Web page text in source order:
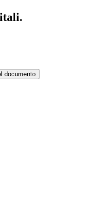
documento